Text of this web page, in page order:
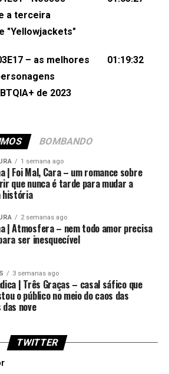
e Pollyelly FlorêncioEdição de
a terceira
"Yellowjackets"
– as melhores
de 2023
01:19:32
BOMBANDO
1 semana ago
| Foi Mal, Cara – um romance sobre
que nunca é tarde para mudar a
história
2 semanas ago
| Atmosfera – nem todo amor precisa
ser inesquecível
3 semanas ago
| Três Graças – casal sáfico que
o público no meio do caos das
das nove
TWITTER